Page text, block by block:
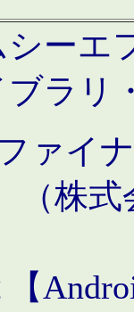
ーエ
ラリ
ァイ
（株